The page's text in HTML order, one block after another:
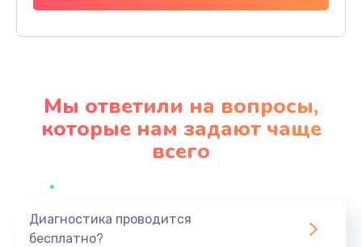
Заказать
Профилактическая чистка
Мы ответили на вопросы,
которые нам задают чаще
всего
Диагностика проводится
бесплатно?